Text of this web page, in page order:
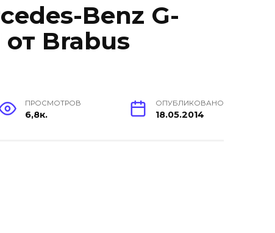
Benz G-
от Brabus
ПРОСМОТРОВ
6,8к.
ОПУБЛИКОВАНО
18.05.2014